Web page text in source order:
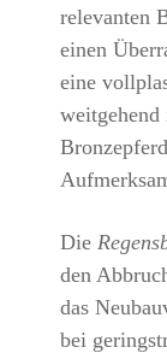
relevanten
einen
eine
Die
den
das
bei